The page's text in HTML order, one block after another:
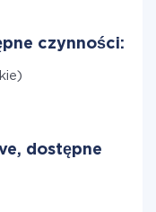
czynności:
dostępne